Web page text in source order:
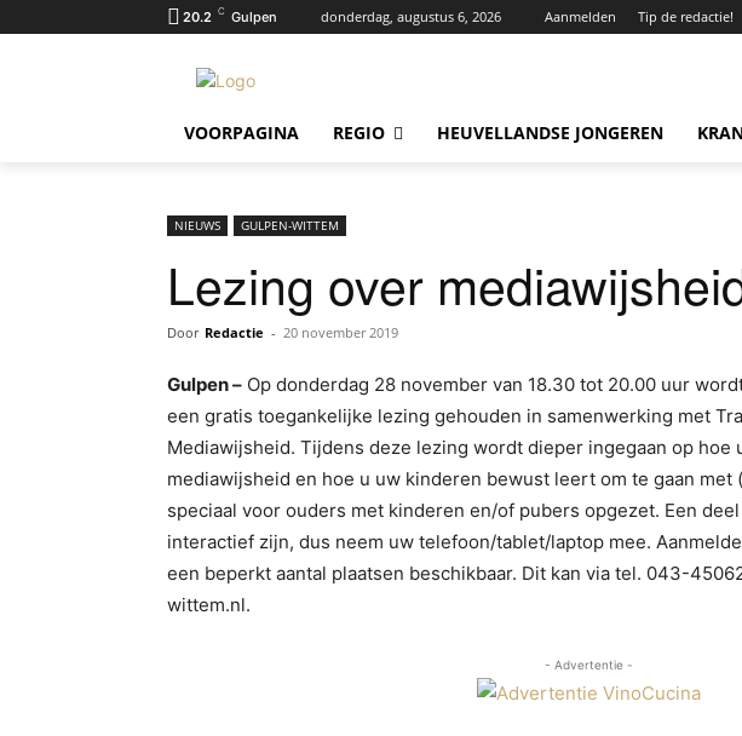
20.2 C Gulpen donderdag, augustus 6, 2026 Aanmelden Tip de redactie!
VOORPAGINA REGIO HEUVELLANDSE JONGEREN
NIEUWS GULPEN-WITTEM
Lezing over
Door Redactie - 20 november 2019
Gulpen – Op donderdag 28 november van 18.30 tot 20.00 uur
een gratis toegankelijke lezing gehouden in samenwerking met
Mediawijsheid. Tijdens deze lezing wordt dieper ingegaan op hoe
mediawijsheid en hoe u uw kinderen bewust leert om te gaan met
speciaal voor ouders met kinderen en/of pubers opgezet. Een
interactief zijn, dus neem uw telefoon/tablet/laptop mee.
een beperkt aantal plaatsen beschikbaar. Dit kan via tel. 043-
wittem.nl.
- Advertentie -